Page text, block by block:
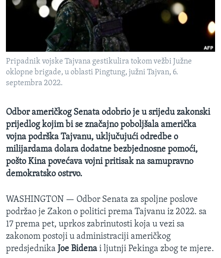
MAGAZIN
O GLASU AMERIKE
Learning English
PRATITE NAS
Jezici
Pripadnik vojske Tajvana gestikulira tokom vežbi Južne
oklopne brigade, u oblasti Pingtung, južni Tajvan, 6.
septembra 2022.
Odbor američkog Senata odobrio je u srijedu zakonski
prijedlog kojim bi se značajno poboljšala američka
vojna podrška Tajvanu, uključujući odredbe o
milijardama dolara dodatne bezbjednosne pomoći,
pošto Kina povećava vojni pritisak na samupravno
demokratsko ostrvo.
WASHINGTON — Odbor Senata za spoljne poslove
podržao je Zakon o politici prema Tajvanu iz 2022. sa
17 prema pet, uprkos zabrinutosti koja u vezi sa
zakonom postoji u administraciji američkog
predsjednika Joe Bidena i ljutnji Pekinga zbog te mjere.